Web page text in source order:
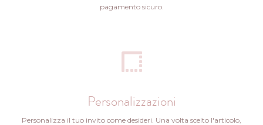
pagamento sicuro.
Personalizzazioni
Personalizza il tuo invito come desideri. Una volta scelto l'articolo,